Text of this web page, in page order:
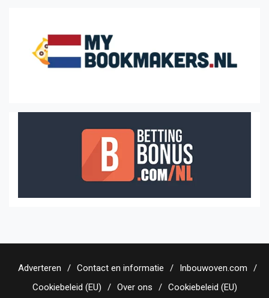
Adverteren Contact en informatie
Inbouwoven.com
Cookiebeleid (EU)
Over ons Cookiebeleid (EU)